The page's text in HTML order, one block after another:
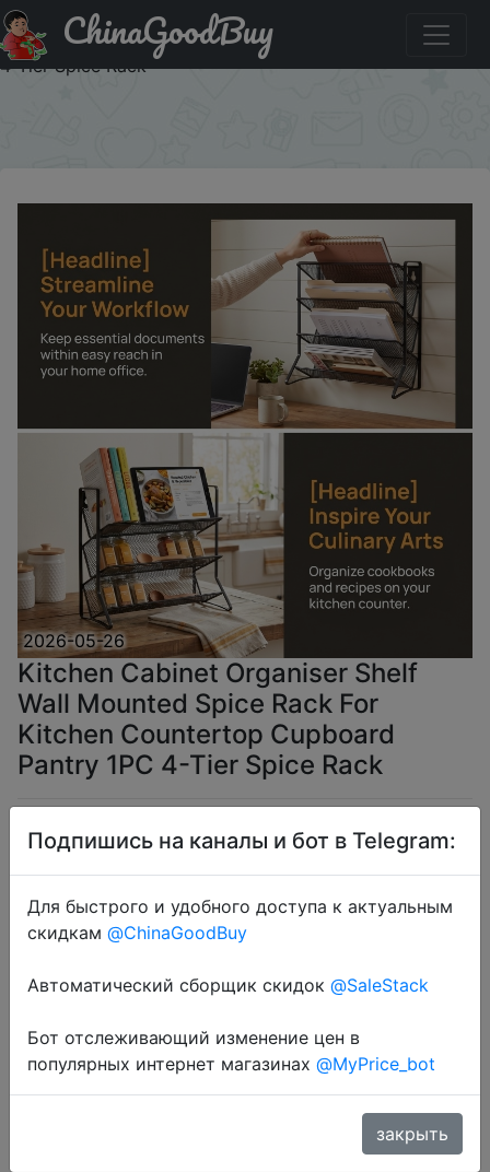
Акция на: Kitchen Cabinet Organiser Shelf Wall Mounted
Spice Rack For Kitchen Countertop Cupboard Pantry 1PC
4-Tier Spice Rack
ChinaGoodBuy
2026-05-26
Kitchen Cabinet Organiser Shelf
Wall Mounted Spice Rack For
Kitchen Countertop Cupboard
Pantry 1PC 4-Tier Spice Rack
$3.45
Coins
Перейти в магазин
Знижка монетками 2 Coins у додатку через розділ
Подпишись на каналы и бот в Telegram:
Для быстрого и удобного доступа к актуальным
скидкам @ChinaGoodBuy
Автоматический сборщик скидок @SaleStack
Бот отслеживающий изменение цен в
популярных интернет магазинах @MyPrice_bot
закрыть